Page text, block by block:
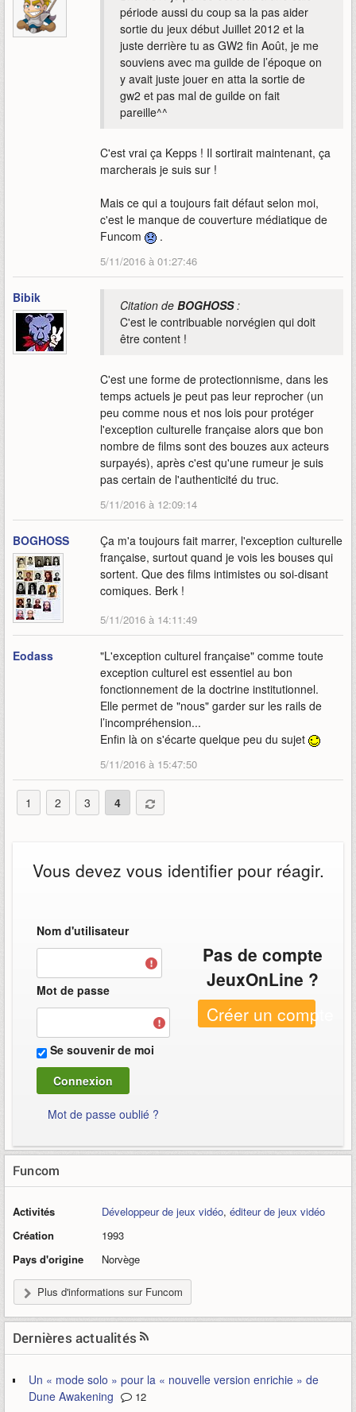
période aussi du coup sa la pas aider
sortie du jeux début Juillet 2012 et la
juste derrière tu as GW2 fin Août, je me
souviens avec ma guilde de l’époque on
y avait juste jouer en atta la sortie de
gw2 et pas mal de guilde on fait
pareille^^
C'est vrai ça Kepps ! Il sortirait maintenant, ça
marcherais je suis sur !
Mais ce qui a toujours fait défaut selon moi,
c'est le manque de couverture médiatique de
Funcom
.
5/11/2016 à 01:27:46
Bibik Citation de BOGHOSS:
C'est le contribuable norvégien qui doit
être content !
C'est une forme de protectionnisme, dans les
temps actuels je peut pas leur reprocher (un
peu comme nous et nos lois pour protéger
l'exception culturelle française alors que bon
nombre de films sont des bouzes aux acteurs
surpayés), après c'est qu'une rumeur je suis
pas certain de l'authenticité du truc.
5/11/2016 à 12:09:14
BOGHOSS
Ça m'a toujours fait marrer, l'exception culturelle
française, surtout quand je vois les bouses qui
sortent. Que des films intimistes ou soi-disant
comiques. Berk !
5/11/2016 à 14:11:49
Eodass
"L'exception culturel française" comme toute
exception culturel est essentiel au bon
fonctionnement de la doctrine institutionnel.
Elle permet de "nous" garder sur les rails de
l’incompréhension...
Enfin là on s'écarte quelque peu du sujet
5/11/2016 à 15:47:50
1 2 3 4
Vous devez vous identifier pour réagir.
Nom d'utilisateur
Mot de passe
Se souvenir de moi
Mot de passe oublié ?
Pas de compte
JeuxOnLine ?
Créer un compte
Funcom
Activités Développeur de jeux vidéo, éditeur de jeux vidéo
Création
1993
Pays d'origine
Norvège
Plus d'informations sur Funcom
Dernières actualités
Un « mode solo » pour la « nouvelle version enrichie » de
Dune Awakening
12